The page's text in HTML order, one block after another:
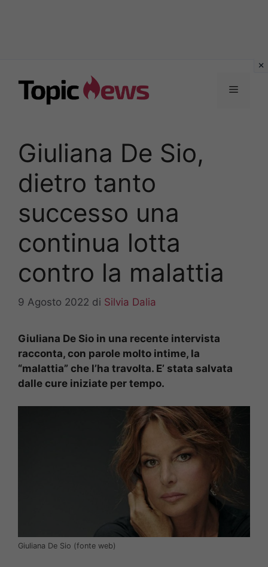
contenuto
Menu
Giuliana De Sio,
dietro tanto
successo una
continua lotta
contro la malattia
9 Agosto 2022 di Silvia Dalia
Giuliana De Sio in una recente intervista
racconta, con parole molto intime, la
“malattia” che l’ha travolta. E’ stata salvata
dalle cure iniziate per tempo.
Giuliana De Sio (fonte web)